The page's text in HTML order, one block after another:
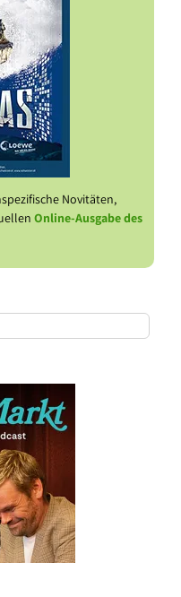
Novitäten,
Online-Ausgabe des